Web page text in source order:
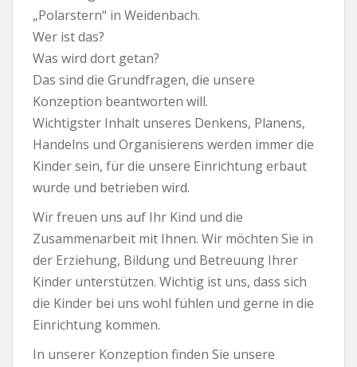
„Polarstern“ in Weidenbach.
Wer ist das?
Was wird dort getan?
Das sind die Grundfragen, die unsere
Konzeption beantworten will.
Wichtigster Inhalt unseres Denkens, Planens,
Handelns und Organisierens werden immer die
Kinder sein, für die unsere Einrichtung erbaut
wurde und betrieben wird.
Wir freuen uns auf Ihr Kind und die
Zusammenarbeit mit Ihnen. Wir möchten Sie in
der Erziehung, Bildung und Betreuung Ihrer
Kinder unterstützen. Wichtig ist uns, dass sich
die Kinder bei uns wohl fühlen und gerne in die
Einrichtung kommen.
In unserer Konzeption finden Sie unsere